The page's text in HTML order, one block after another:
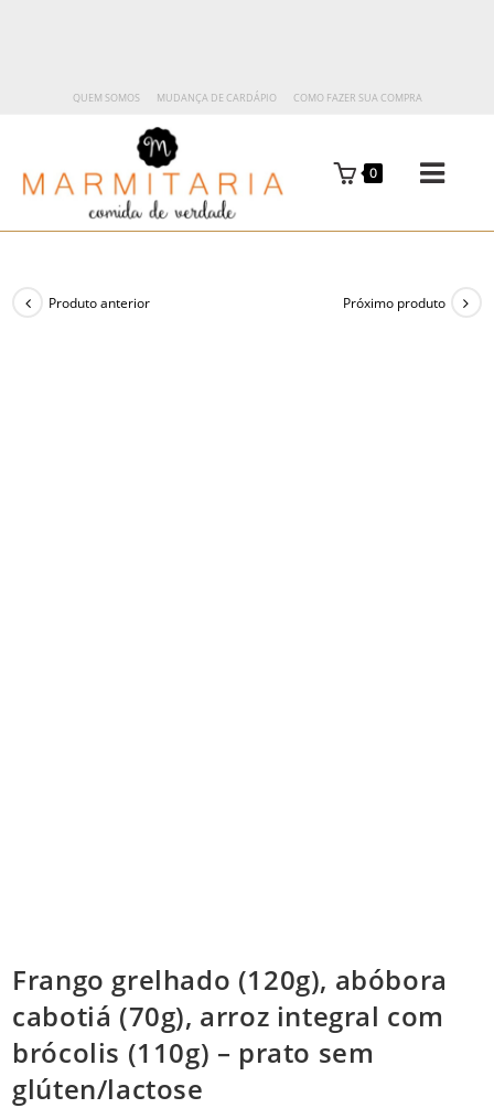
QUEM SOMOS MUDANÇA DE CARDÁPIO COMO FAZER SUA COMPRA
0
Produto anterior Próximo produto
Frango grelhado (120g), abóbora
cabotiá (70g), arroz integral com
brócolis (110g) – prato sem
glúten/lactose